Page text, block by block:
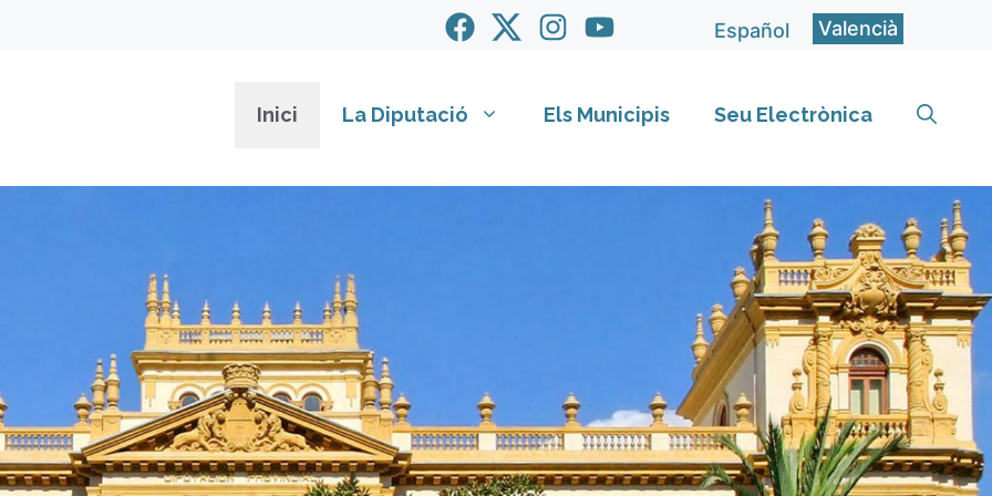
Español Valencià
Inici La Diputació Els Municipis Seu Electrònica